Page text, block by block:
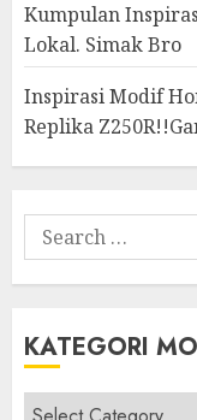
Kumpulan
Lokal. Simak Bro
Inspirasi Modif
Replika
Search
for:
KATEGORI
Kategori